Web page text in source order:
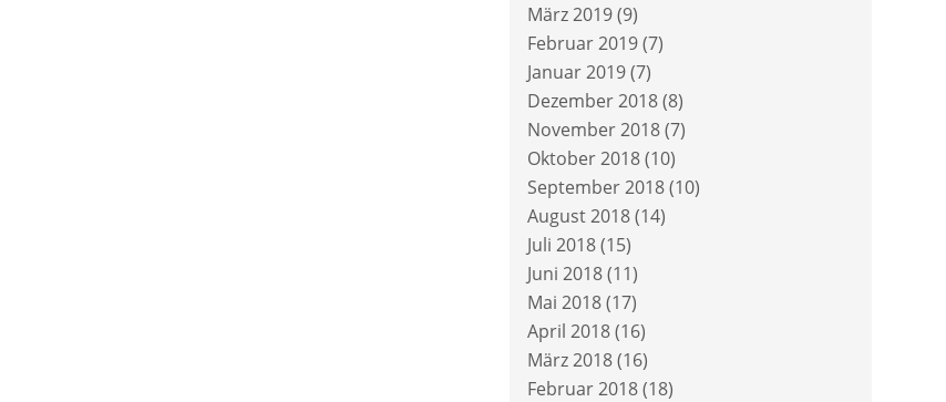
März 2019(9)
Februar 2019(7)
Januar 2019(7)
Dezember 2018(8)
November 2018(7)
Oktober 2018(10)
September 2018(10)
August 2018(14)
Juli 2018(15)
Juni 2018(11)
Mai 2018(17)
April 2018(16)
März 2018(16)
Februar 2018(18)